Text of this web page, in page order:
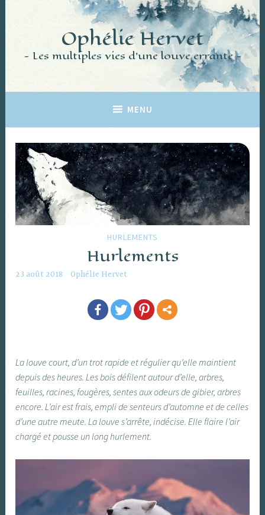
principal
Ophélie Hervet
Les multiples vies d'une louve errante
MENU
HURLEMENTS
Hurlements
23 août 2018 Ophélie Hervet
La louve court, d’un trot rapide et régulier qu’elle maintient
depuis des heures. Les bois défilent autour d’elle, arbres,
feuilles, racines, fougères, sentes aux odeurs de gibier, arbres
encore. L’air est frais, empli de senteurs d’automne et de celles
d’une autre meute. La louve s’arrête, indécise. Elle flaire l’air
chargé et pousse un long hurlement.